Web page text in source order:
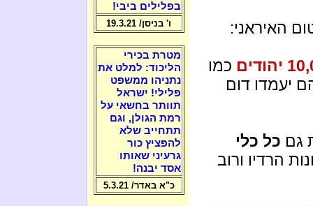
האיראני:
כמו
יעמדו דום
גם כל כלי
הרדיו ורוב
בפלילים ביבי!
ו' בניסן/ 19.3.21
מטרת בכירי
הליכוד: למלט את
נתניהו ממשפט
פלילי! ישראל
תוותר בחשאי על
רמת הגולן, וגם
תתחייב שלא
להפציץ כור
גרעיני שאותו
אסד יבנה!
כ"א באדר/ 5.3.21